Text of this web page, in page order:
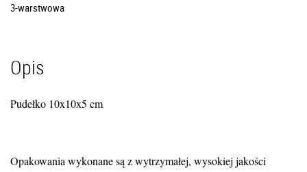
3-warstwowa
Opis
Pudełko 10x10x5 cm
Opakowania wykonane są z wytrzymałej, wysokiej jakości